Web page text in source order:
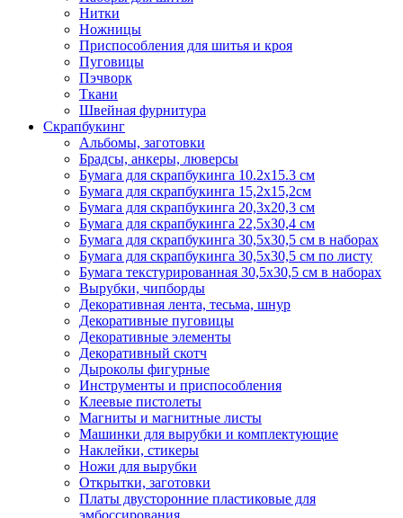
Нитки
Ножницы
Приспособления для шитья и кроя
Пуговицы
Пэчворк
Ткани
Швейная фурнитура
Скрапбукинг
Альбомы, заготовки
Брадсы, анкеры, люверсы
Бумага для скрапбукинга 10.2х15.3 см
Бумага для скрапбукинга 15,2х15,2см
Бумага для скрапбукинга 20,3х20,3 см
Бумага для скрапбукинга 22,5х30,4 см
Бумага для скрапбукинга 30,5х30,5 см в наборах
Бумага для скрапбукинга 30,5х30,5 см по листу
Бумага текстурированная 30,5х30,5 см в наборах
Вырубки, чипборды
Декоративная лента, тесьма, шнур
Декоративные пуговицы
Декоративные элементы
Декоративный скотч
Дыроколы фигурные
Инструменты и приспособления
Клеевые пистолеты
Магниты и магнитные листы
Машинки для вырубки и комплектующие
Наклейки, стикеры
Ножи для вырубки
Открытки, заготовки
Платы двусторонние пластиковые для
эмбоссирования